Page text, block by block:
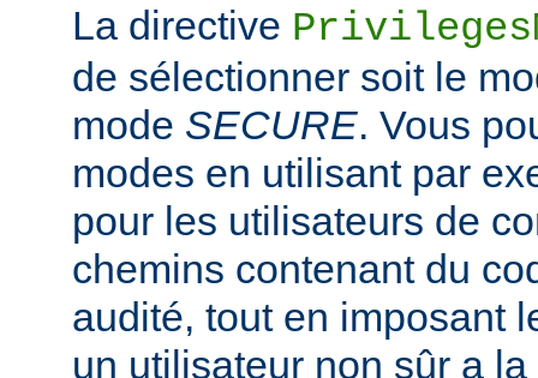
La directive
de sélectionner soit le
mode SECURE. Vous
modes en utilisant par
pour les utilisateurs de
chemins contenant du
audité, tout en imposant
un utilisateur non sûr a